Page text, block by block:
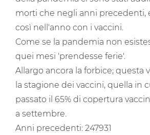
morti che negli anni precedenti,
così nell'anno con i vaccini.
Come se la pandemia non
quei mesi 'prendesse ferie'.
Allargo ancora la forbice; questa
la stagione dei vaccini, quella in
passato il 65% di copertura
a settembre.
Anni precedenti: 247931